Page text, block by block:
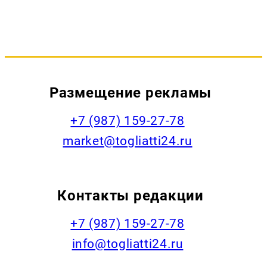
Размещение рекламы
+7 (987) 159-27-78
market@togliatti24.ru
Контакты редакции
+7 (987) 159-27-78
info@togliatti24.ru